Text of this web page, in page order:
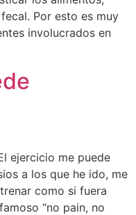
Por esto es muy
involucrados en
ejercicio me puede
a los que he ido, me
como si fuera
“no pain, no